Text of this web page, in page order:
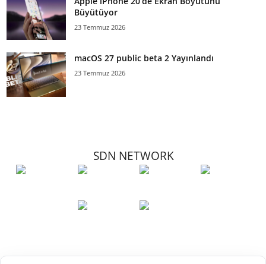
Büyütüyor
23 Temmuz 2026
macOS 27 public beta 2 Yayınlandı
23 Temmuz 2026
SDN NETWORK